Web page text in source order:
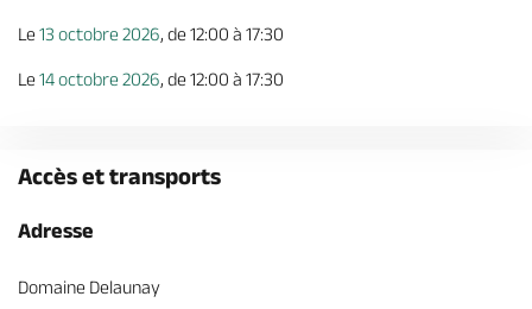
Le13 octobre 2026, de 12:00 à 17:30
Le14 octobre 2026, de 12:00 à 17:30
Accès et transports
Adresse
Domaine Delaunay